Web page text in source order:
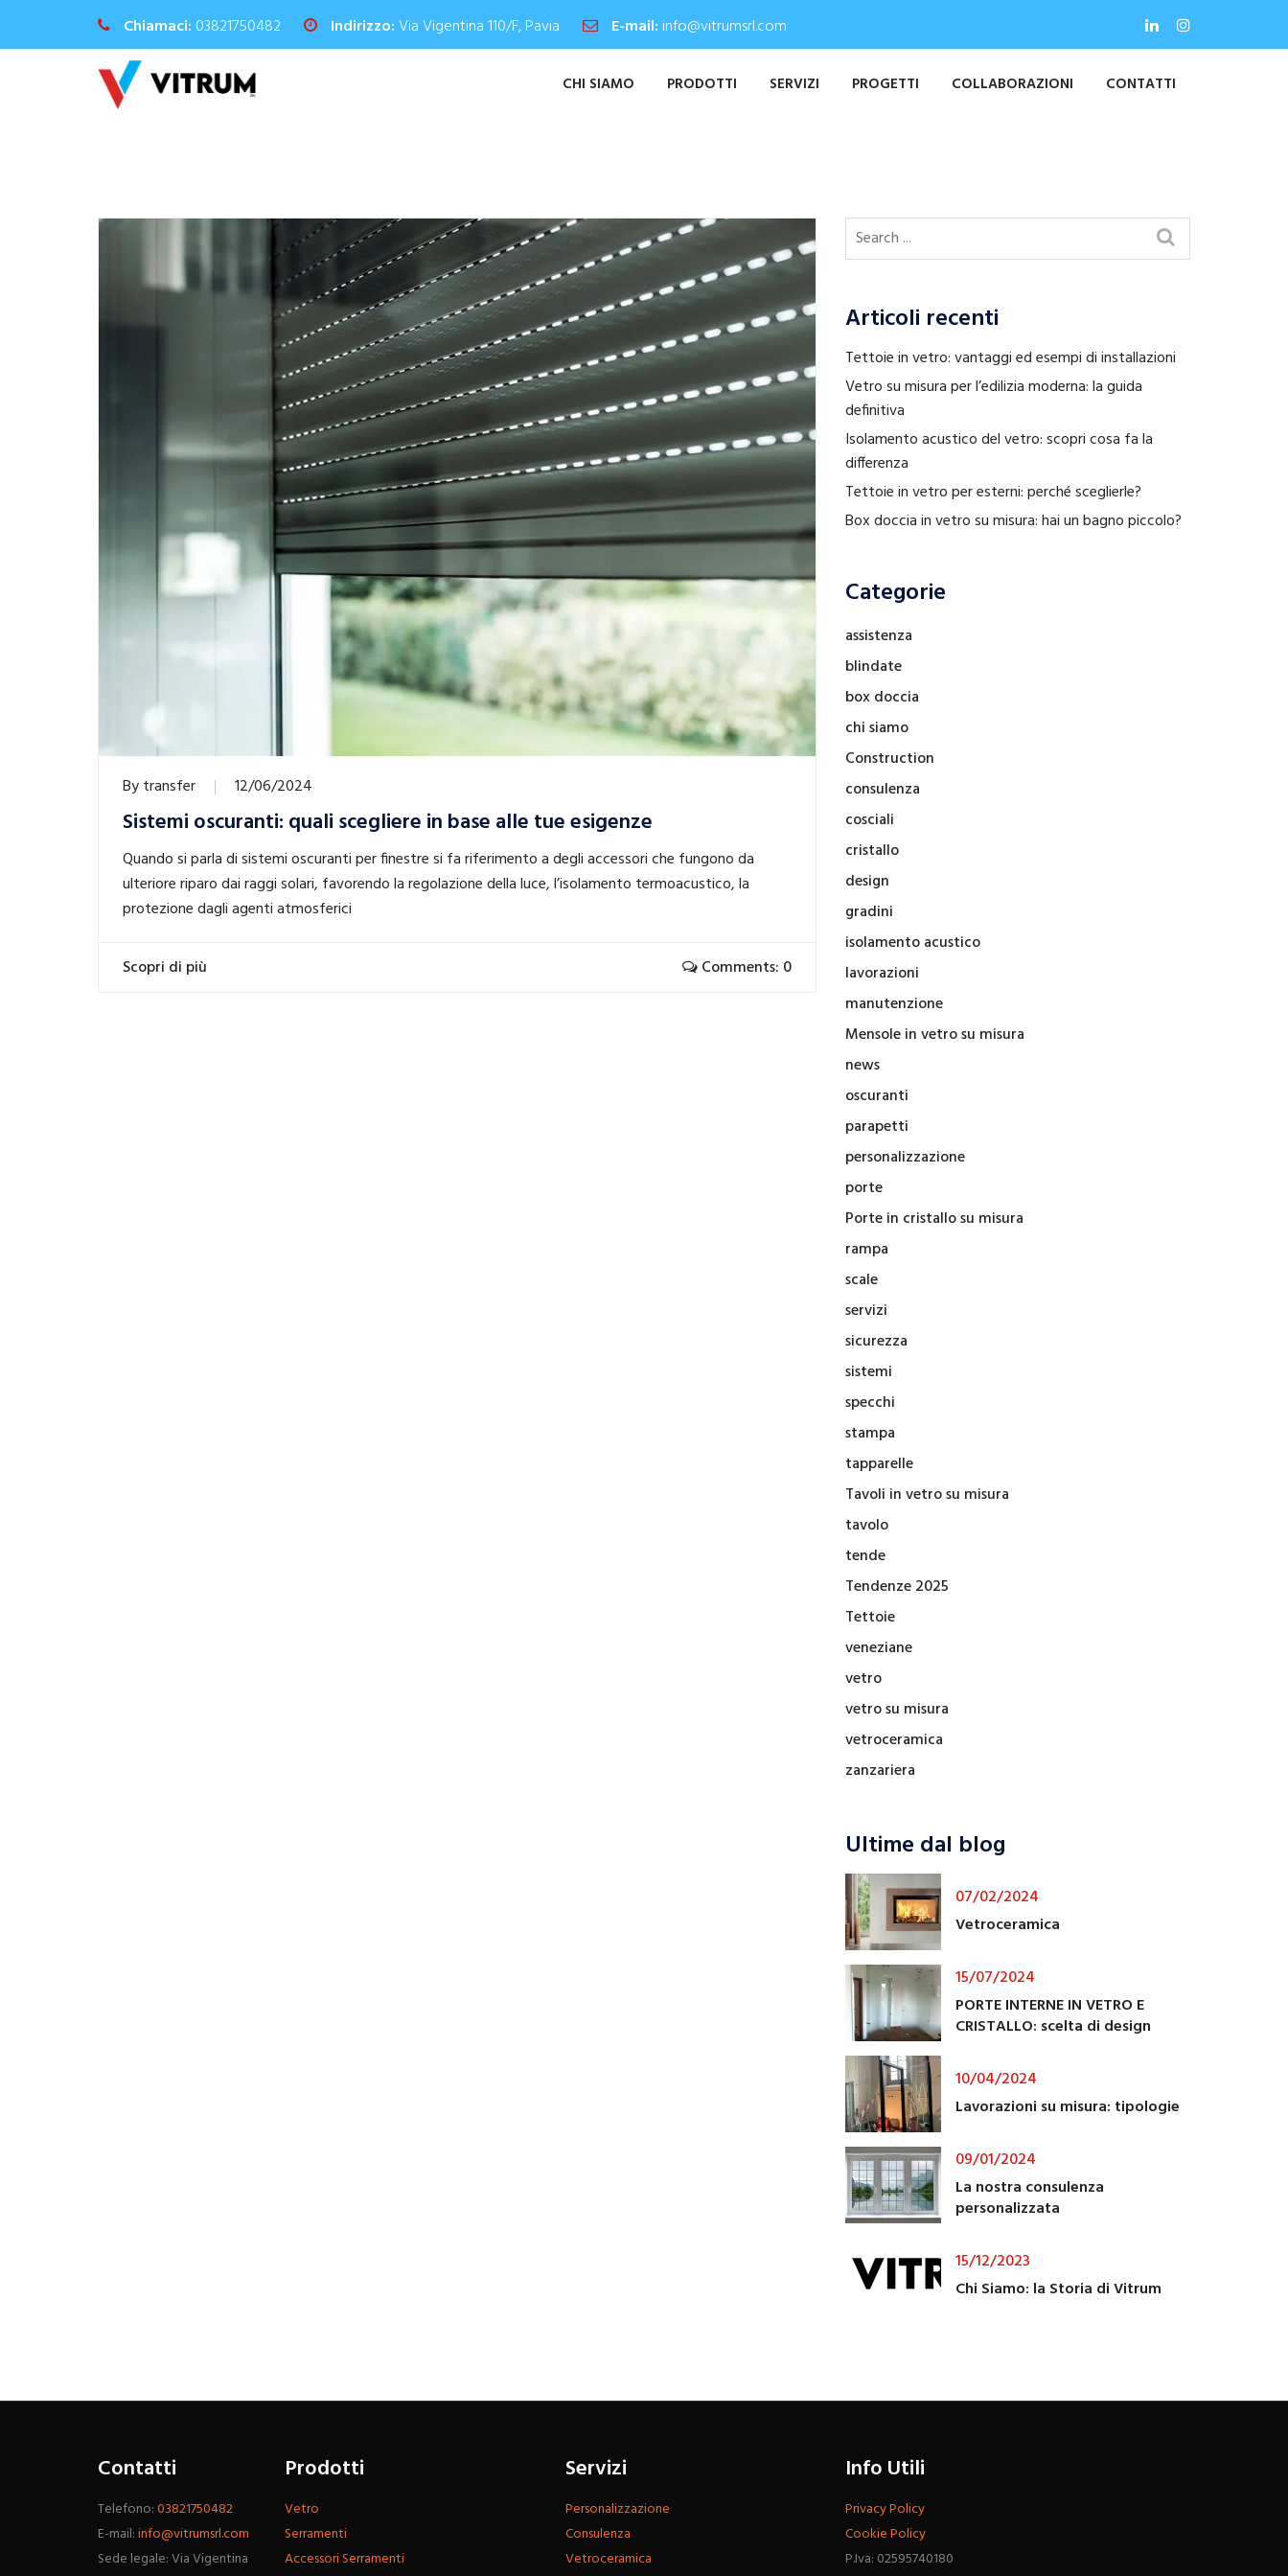
Chiamaci: 03821750482 Indirizzo:Via Vigentina 110/F, Pavia E-mail: info@vitrumsrl.com
CHI SIAMO PRODOTTI SERVIZI PROGETTI COLLABORAZIONI CONTATTI
Bytransfer 12/06/2024
Sistemi oscuranti: quali scegliere in base alle tue esigenze
Quando si parla di sistemi oscuranti per finestre si fa riferimento a degli accessori che fungono da
ulteriore riparo dai raggi solari, favorendo la regolazione della luce, l’isolamento termoacustico, la
protezione dagli agenti atmosferici
Scopri di più Comments: 0
Articoli recenti
Tettoie in vetro: vantaggi ed esempi di installazioni
Vetro su misura per l’edilizia moderna: la guida
definitiva
Isolamento acustico del vetro: scopri cosa fa la
differenza
Tettoie in vetro per esterni: perché sceglierle?
Box doccia in vetro su misura: hai un bagno piccolo?
Categorie
assistenza
blindate
box doccia
chi siamo
Construction
consulenza
cosciali
cristallo
design
gradini
isolamento acustico
lavorazioni
manutenzione
Mensole in vetro su misura
news
oscuranti
parapetti
personalizzazione
porte
Porte in cristallo su misura
rampa
scale
servizi
sicurezza
sistemi
specchi
stampa
tapparelle
Tavoli in vetro su misura
tavolo
tende
Tendenze 2025
Tettoie
veneziane
vetro
vetro su misura
vetroceramica
zanzariera
Ultime dal blog
07/02/2024
Vetroceramica
15/07/2024
PORTE INTERNE IN VETRO E
CRISTALLO: scelta di design
10/04/2024
Lavorazioni su misura: tipologie
09/01/2024
La nostra consulenza
personalizzata
15/12/2023
Chi Siamo: la Storia di Vitrum
Contatti
Telefono:03821750482
E-mail:info@vitrumsrl.com
Sede legale: Via Vigentina
Prodotti
Vetro
Serramenti
Accessori Serramenti
Servizi
Personalizzazione
Consulenza
Vetroceramica
Info Utili
Privacy Policy
Cookie Policy
P.Iva: 02595740180